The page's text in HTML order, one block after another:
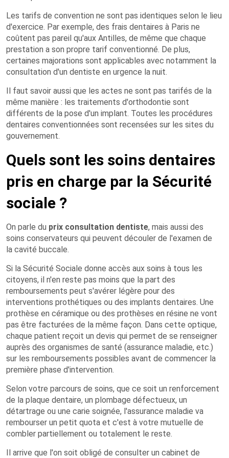
Les tarifs de convention ne sont pas identiques selon le lieu
d'exercice. Par exemple, des frais dentaires à Paris ne
coûtent pas pareil qu'aux Antilles, de même que chaque
prestation a son propre tarif conventionné. De plus,
certaines majorations sont applicables avec notamment la
consultation d'un dentiste en urgence la nuit.
Il faut savoir aussi que les actes ne sont pas tarifés de la
même manière : les traitements d'orthodontie sont
différents de la pose d'un implant. Toutes les procédures
dentaires conventionnées sont recensées sur les sites du
gouvernement.
Quels sont les soins dentaires
pris en charge par la Sécurité
sociale ?
On parle du prix consultation dentiste, mais aussi des
soins conservateurs qui peuvent découler de l'examen de
la cavité buccale.
Si la Sécurité Sociale donne accès aux soins à tous les
citoyens, il n'en reste pas moins que la part des
remboursements peut s'avérer légère pour des
interventions prothétiques ou des implants dentaires. Une
prothèse en céramique ou des prothèses en résine ne vont
pas être facturées de la même façon. Dans cette optique,
chaque patient reçoit un devis qui permet de se renseigner
auprès des organismes de santé (assurance maladie, etc.)
sur les remboursements possibles avant de commencer la
première phase d'intervention.
Selon votre parcours de soins, que ce soit un renforcement
de la plaque dentaire, un plombage défectueux, un
détartrage ou une carie soignée, l'assurance maladie va
rembourser un petit quota et c'est à votre mutuelle de
combler partiellement ou totalement le reste.
Il arrive que l'on soit obligé de consulter un cabinet de